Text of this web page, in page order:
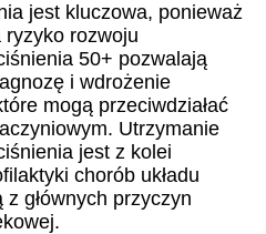
jest kluczowa, ponieważ
rozwoju
50+ pozwalają
i wdrożenie
mogą przeciwdziałać
Utrzymanie
jest z kolei
chorób układu
głównych przyczyn